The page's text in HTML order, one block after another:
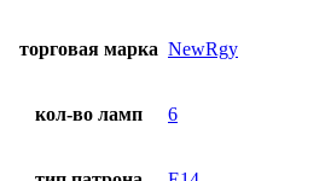
торговая марка NewRgy
кол-во ламп 6